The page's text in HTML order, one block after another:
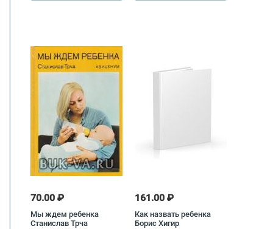
70.00 ₽
Мы ждем ребенка
Станислав Трча
161.00 ₽
Как назвать ребенка
Борис Хигир